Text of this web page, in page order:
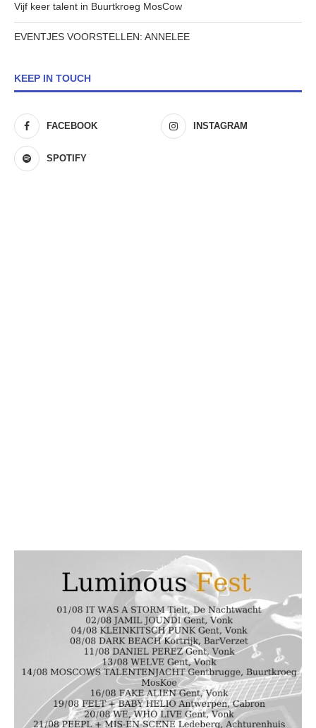
Vijf keer talent in Buurtkroeg MosCow
EVENTJES VOORSTELLEN: ANNELEE
KEEP IN TOUCH
FACEBOOK INSTAGRAM
SPOTIFY